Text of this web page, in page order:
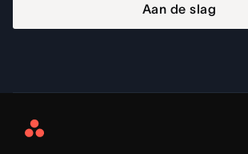
Aan de slag
Asana